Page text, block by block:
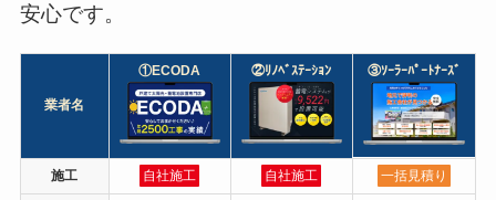
安心です。
業者名
①ECODA ②ﾘﾉﾍﾞｽﾃｰｼｮﾝ ③ｿｰﾗｰﾊﾟｰﾄﾅｰｽﾞ
施工 自社施工 自社施工 一括見積り